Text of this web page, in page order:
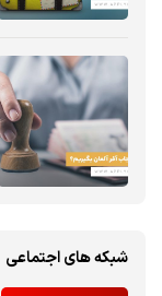
شبکه های اجتماعی